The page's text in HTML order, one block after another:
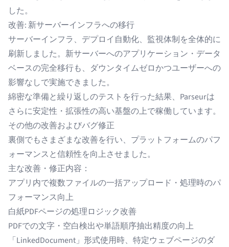
した。
改善: 新サーバーインフラへの移行
サーバーインフラ、デプロイ自動化、監視体制を全体的に
刷新しました。 新サーバーへのアプリケーション・データ
ベースの完全移行も、ダウンタイムゼロかつユーザーへの
影響なしで実施できました。
綿密な準備と繰り返しのテストを行った結果、Parseurは
さらに安定性・拡張性の高い基盤の上で稼働しています。
その他の改善およびバグ修正
裏側でもさまざまな改善を行い、プラットフォームのパフ
ォーマンスと信頼性を向上させました。
主な改善・修正内容：
アプリ内で複数ファイルの一括アップロード・処理時のパ
フォーマンス向上
白紙PDFページの処理ロジック改善
PDFでの文字・空白検出や単語順序抽出精度の向上
「LinkedDocument」形式使用時、特定ウェブページのダ